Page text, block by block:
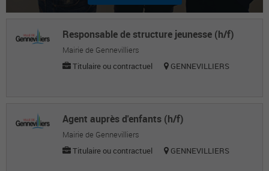
Ariona Z.
Mairie
Responsable de structure jeunesse (h/f)
Mairie de Gennevilliers
Titulaire ou contractuel
GENNEVILLIERS
Agent auprès d'enfants (h/f)
Mairie de Gennevilliers
Titulaire ou contractuel
GENNEVILLIERS